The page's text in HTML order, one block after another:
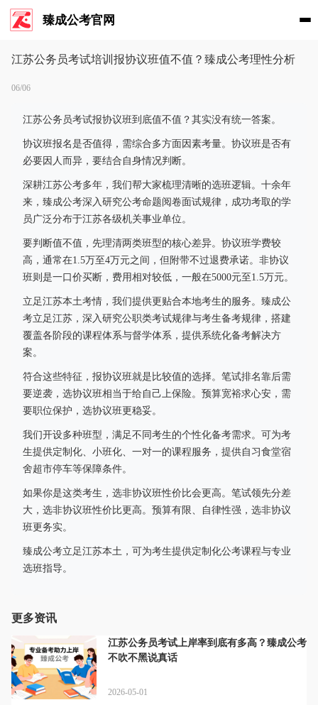
臻成公考官网
江苏公务员考试培训报协议班值不值？臻成公考理性分析
06/06
江苏公务员考试报协议班到底值不值？其实没有统一答案。
协议班报名是否值得，需综合多方面因素考量。协议班是否有
必要因人而异，要结合自身情况判断。
深耕江苏公考多年，我们帮大家梳理清晰的选班逻辑。十余年
来，臻成公考深入研究公考命题阅卷面试规律，成功考取的学
员广泛分布于江苏各级机关事业单位。
要判断值不值，先理清两类班型的核心差异。协议班学费较
高，通常在1.5万至4万元之间，但附带不过退费承诺。非协议
班则是一口价买断，费用相对较低，一般在5000元至1.5万元。
立足江苏本土考情，我们提供更贴合本地考生的服务。臻成公
考立足江苏，深入研究公职类考试规律与考生备考规律，搭建
覆盖各阶段的课程体系与督学体系，提供系统化备考解决方
案。
符合这些特征，报协议班就是比较值的选择。笔试排名靠后需
要逆袭，选协议班相当于给自己上保险。预算宽裕求心安，需
要职位保护，选协议班更稳妥。
我们开设多种班型，满足不同考生的个性化备考需求。可为考
生提供定制化、小班化、一对一的课程服务，提供自习食堂宿
舍超市停车等保障条件。
如果你是这类考生，选非协议班性价比会更高。笔试领先分差
大，选非协议班性价比更高。预算有限、自律性强，选非协议
班更务实。
臻成公考立足江苏本土，可为考生提供定制化公考课程与专业
选班指导。
更多资讯
江苏公务员考试上岸率到底有多高？臻成公考
不吹不黑说真话
2026-05-01